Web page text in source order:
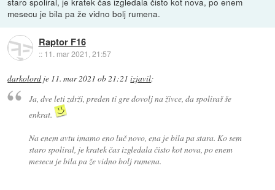
mesecu je bila pa že vidno bolj rumena.
Raptor F16
:: 11. mar 2021, 21:57
darkolord je 11. mar 2021 ob 21:21 izjavil:
Ja, dve leti zdrži, preden ti gre dovolj na živce, da spoliraš še
enkrat.
Na enem avtu imamo eno luč novo, ena je bila pa stara. Ko sem
staro spoliral, je kratek čas izgledala čisto kot nova, po enem
mesecu je bila pa že vidno bolj rumena.